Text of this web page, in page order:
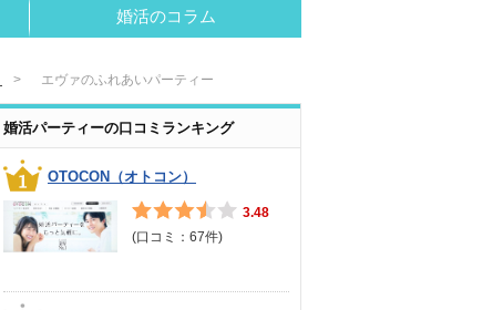
婚活のコラム
エヴァのふれあいパーティー
婚活パーティーの口コミランキング
OTOCON（オトコン）
3.48
(口コミ：67件)